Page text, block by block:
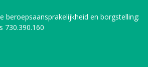
beroepsaansprakelijkheid en borgstelling:
730.390.160